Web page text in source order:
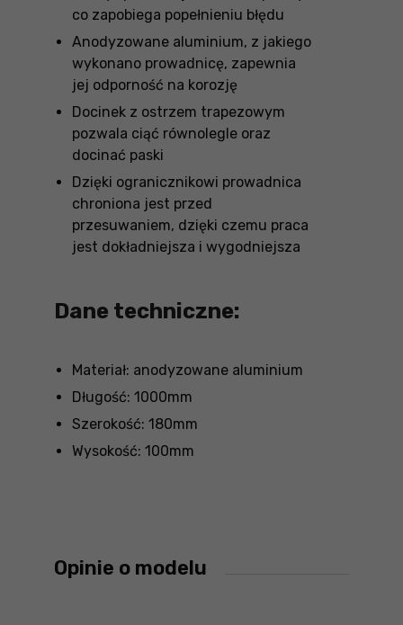
co zapobiega popełnieniu błędu
Anodyzowane aluminium, z jakiego
wykonano prowadnicę, zapewnia
jej odporność na korozję
Docinek z ostrzem trapezowym
pozwala ciąć równolegle oraz
docinać paski
Dzięki ogranicznikowi prowadnica
chroniona jest przed
przesuwaniem, dzięki czemu praca
jest dokładniejsza i wygodniejsza
Dane techniczne:
Materiał: anodyzowane aluminium
Długość: 1000mm
Szerokość: 180mm
Wysokość: 100mm
Opinie o modelu